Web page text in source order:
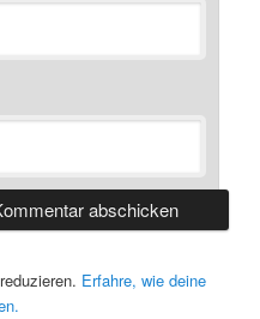
Erfahre, wie deine